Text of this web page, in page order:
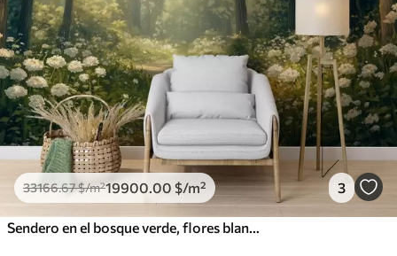
33166.67$/m²19900 .00 $/m² 3